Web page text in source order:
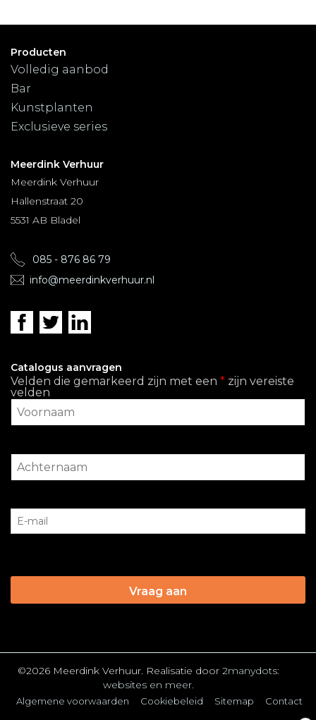
Producten
Volledig aanbod
Bar
Kunstplanten
Exclusieve series
Meerdink Verhuur
Meerdink Verhuur
Hallenstraat 20
5531 AB Bladel
085 - 876 86 79
info@meerdinkverhuur.nl
Catalogus aanvragen
Velden die gemarkeerd zijn met een * zijn vereiste
velden
©2026 Meerdink Verhuur. Realisatie door 2manydots:
websites en meer.
Algemene voorwaarden Cookiebeleid Sitemap Contact